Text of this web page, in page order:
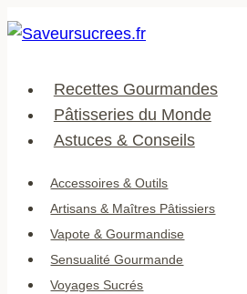
Aller
au
Recettes Gourmandes
Pâtisseries du Monde
Astuces & Conseils
Accessoires & Outils
Artisans & Maîtres Pâtissiers
Vapote & Gourmandise
Sensualité Gourmande
Voyages Sucrés